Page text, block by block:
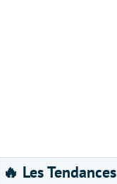
🔥 Les Tendances